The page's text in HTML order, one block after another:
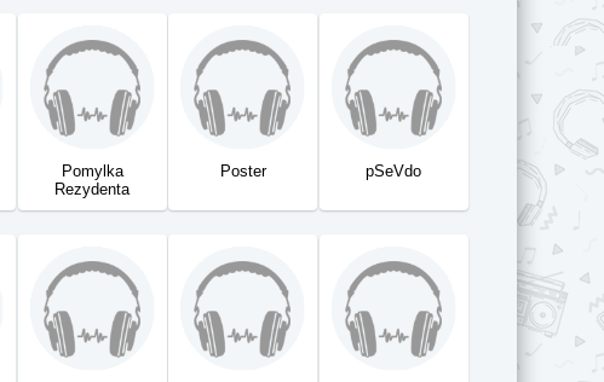
Pomylka
Rezydenta
Poster pSeVdo